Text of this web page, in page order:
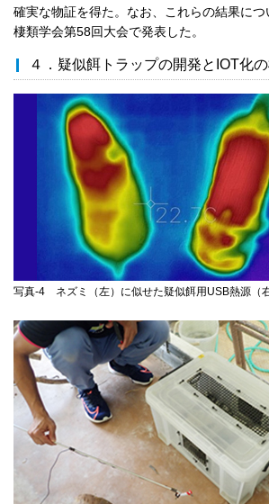
確実な物証を得た。なお、これらの結果に
棲類学会第58回大会で発表した。
４．疑似餌トラップの開発とIOT化
写真-4 ネズミ（左）に似せた疑似餌用USB熱源（右